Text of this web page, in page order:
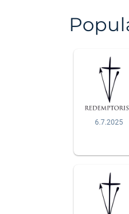
6.7.2025